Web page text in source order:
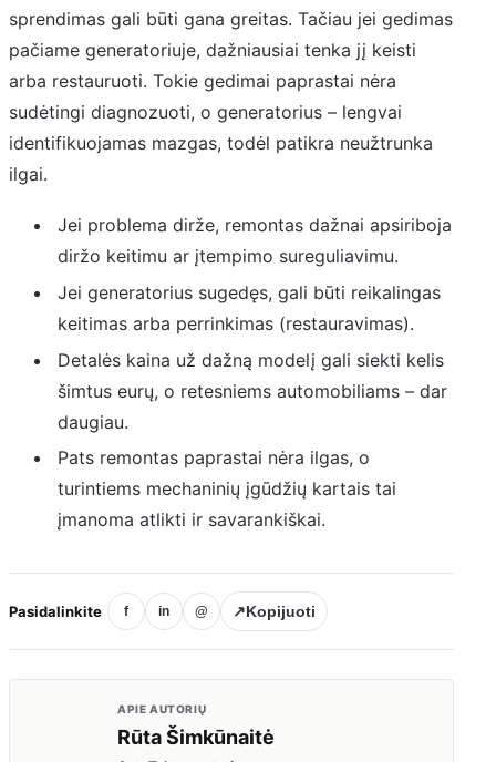
sprendimas gali būti gana greitas. Tačiau jei gedimas
pačiame generatoriuje, dažniausiai tenka jį keisti
arba restauruoti. Tokie gedimai paprastai nėra
sudėtingi diagnozuoti, o generatorius – lengvai
identifikuojamas mazgas, todėl patikra neužtrunka
ilgai.
Jei problema dirže, remontas dažnai apsiriboja
diržo keitimu ar įtempimo sureguliavimu.
Jei generatorius sugedęs, gali būti reikalingas
keitimas arba perrinkimas (restauravimas).
Detalės kaina už dažną modelį gali siekti kelis
šimtus eurų, o retesniems automobiliams – dar
daugiau.
Pats remontas paprastai nėra ilgas, o
turintiems mechaninių įgūdžių kartais tai
įmanoma atlikti ir savarankiškai.
Pasidalinkite f in @ ↗Kopijuoti
APIE AUTORIŲ
Rūta Šimkūnaitė